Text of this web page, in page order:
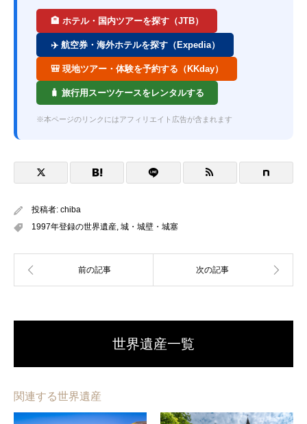
🏨 ホテル・国内ツアーを探す（JTB）
✈️ 航空券・海外ホテルを探す（Expedia）
🎒 現地ツアー・体験を予約する（KKday）
🧳 旅行用スーツケースをレンタルする
※本ページのリンクにはアフィリエイト広告が含まれます
投稿者: chiba
1997年登録の世界遺産, 城・城壁・城塞
世界遺産一覧
関連する世界遺産